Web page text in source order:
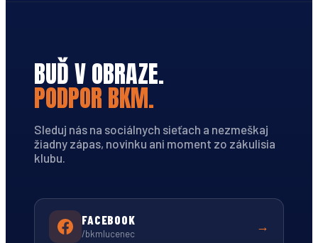
BUĎ V OBRAZE.
PODPOR BKM.
Sleduj nás na sociálnych sieťach a nezmeškaj
žiadny zápas, novinku ani moment zo zákulisia
klubu.
FACEBOOK
/bkmlucenec →